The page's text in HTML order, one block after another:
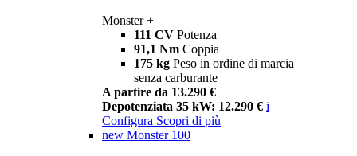
Monster +
111 CV Potenza
91,1 Nm Coppia
175 kg Peso in ordine di marcia
senza carburante
A partire da 13.290 €
Depotenziata 35 kW: 12.290 € i
Configura Scopri di più
new Monster 100